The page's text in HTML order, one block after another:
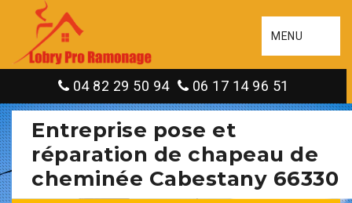
MENU
04 82 29 50 94 06 17 14 96 51
Entreprise pose et
réparation de chapeau de
cheminée Cabestany 66330